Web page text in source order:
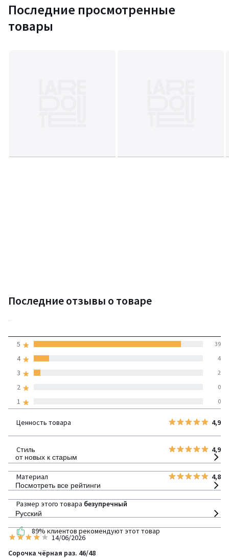
Последние просмотренные
товары
Последние отзывы о товаре
(45 отзывов)
1 0
2 0
3 2
4 4
5 39
Ценность товара 4,9
Стиль 4,9
Материал 4,8
Размер этого товара безупречный
89% клиентов рекомендуют этот товар
от новых к старым
Посмотреть все рейтинги
Русский
14/06/2026
Сорочка чёрная раз. 46/48